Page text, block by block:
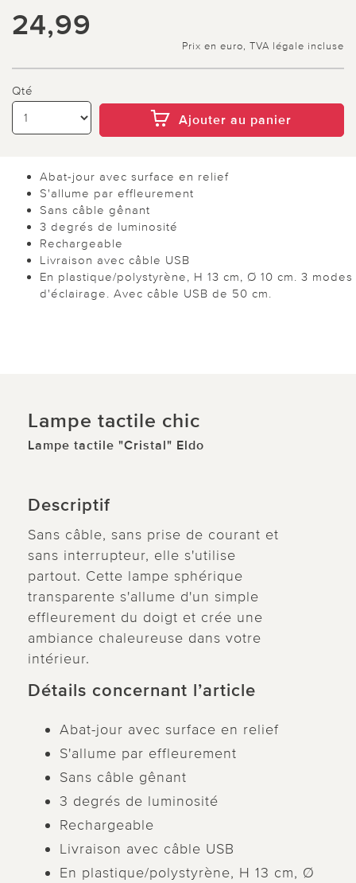
24,99
Prix en euro, TVA légale incluse
Qté
Ajouter au panier
Abat-jour avec surface en relief
S'allume par effleurement
Sans câble gênant
3 degrés de luminosité
Rechargeable
Livraison avec câble USB
En plastique/polystyrène, H 13 cm, Ø 10 cm. 3 modes
d'éclairage. Avec câble USB de 50 cm.
Lampe tactile chic
Lampe tactile "Cristal" Eldo
Descriptif
Sans câble, sans prise de courant et
sans interrupteur, elle s'utilise
partout. Cette lampe sphérique
transparente s'allume d'un simple
effleurement du doigt et crée une
ambiance chaleureuse dans votre
intérieur.
Détails concernant l’article
Abat-jour avec surface en relief
S'allume par effleurement
Sans câble gênant
3 degrés de luminosité
Rechargeable
Livraison avec câble USB
En plastique/polystyrène, H 13 cm, Ø